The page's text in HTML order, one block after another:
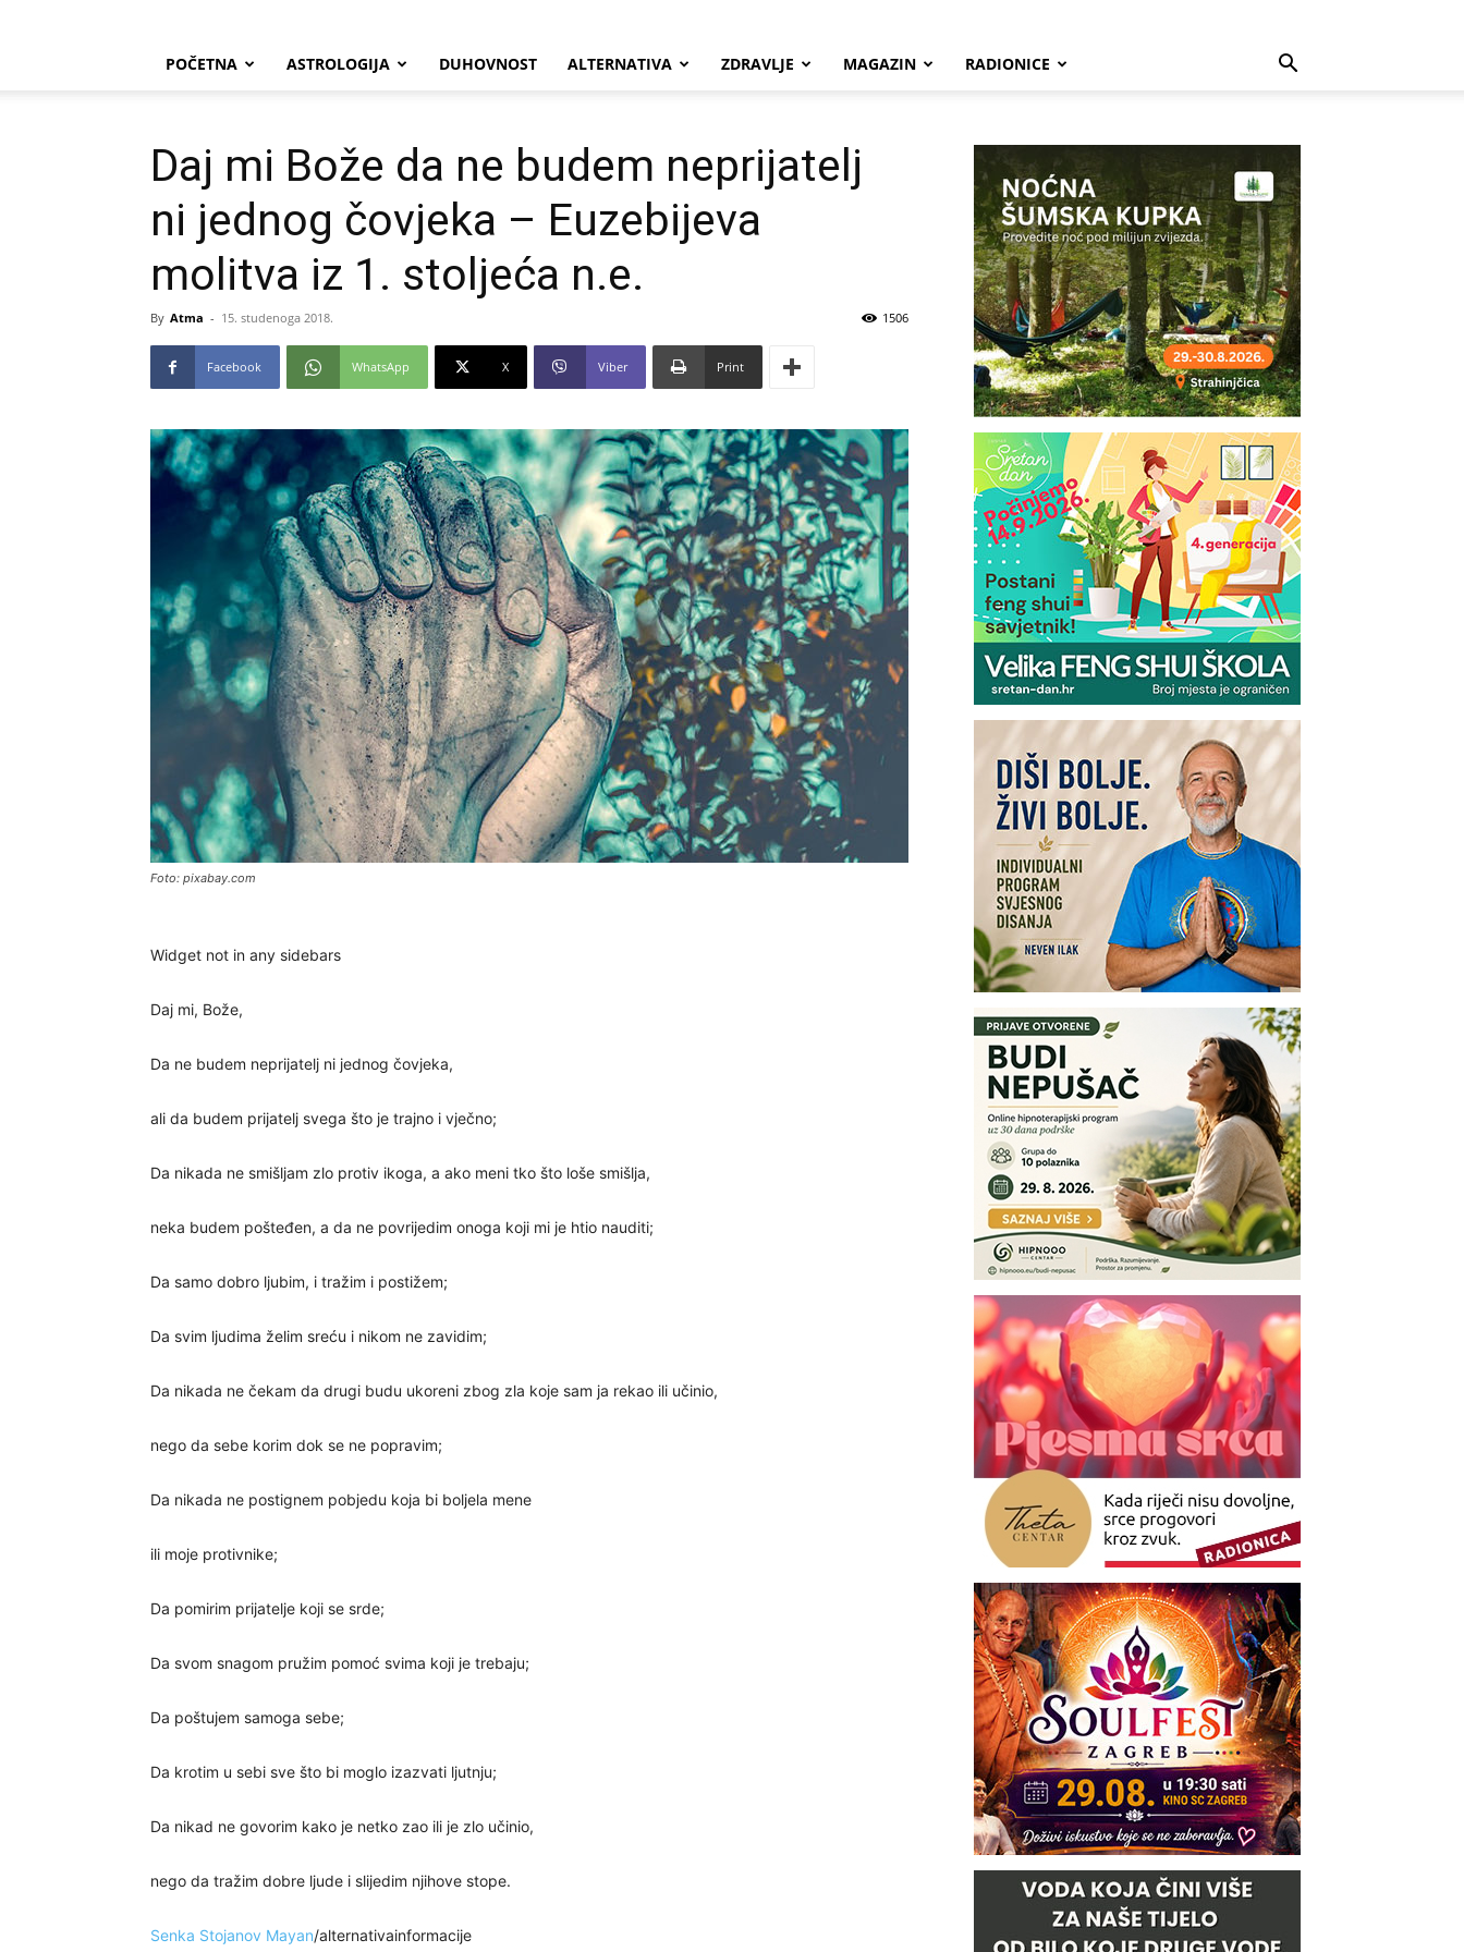
POČETNA ASTROLOGIJA DUHOVNOST ALTERNATIVA ZDRAVLJE MAGAZIN RADIONICE
Daj mi Bože da ne budem neprijatelj
ni jednog čovjeka – Euzebijeva
molitva iz 1. stoljeća n.e.
By Atma - 15. studenoga 2018. 1506
Facebook WhatsApp X Viber Print
Foto: pixabay.com
Widget not in any sidebars
Daj mi, Bože,
Da ne budem neprijatelj ni jednog čovjeka,
ali da budem prijatelj svega što je trajno i vječno;
Da nikada ne smišljam zlo protiv ikoga, a ako meni tko što loše smišlja,
neka budem pošteđen, a da ne povrijedim onoga koji mi je htio nauditi;
Da samo dobro ljubim, i tražim i postižem;
Da svim ljudima želim sreću i nikom ne zavidim;
Da nikada ne čekam da drugi budu ukoreni zbog zla koje sam ja rekao ili učinio,
nego da sebe korim dok se ne popravim;
Da nikada ne postignem pobjedu koja bi boljela mene
ili moje protivnike;
Da pomirim prijatelje koji se srde;
Da svom snagom pružim pomoć svima koji je trebaju;
Da poštujem samoga sebe;
Da krotim u sebi sve što bi moglo izazvati ljutnju;
Da nikad ne govorim kako je netko zao ili je zlo učinio,
nego da tražim dobre ljude i slijedim njihove stope.
Senka Stojanov Mayan/alternativainformacije